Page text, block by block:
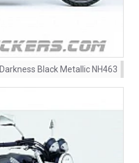
Darkness Black Metallic NH463